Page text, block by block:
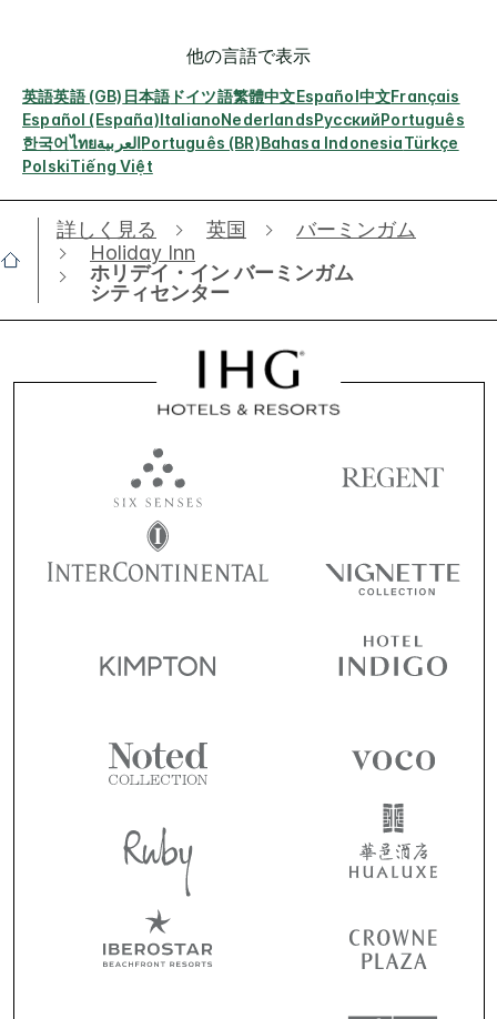
他の言語で表示
英語英語 (GB) 日本語 ドイツ語繁體中文Español中文Français
Español (España)ItalianoNederlandsРусскийPortuguês
한국어ไทยالعربيةPortuguês (BR)Bahasa IndonesiaTürkçe
PolskiTiếng Việt
詳しく見る 英国
バーミンガム
Holiday Inn
ホリデイ・イン バーミンガム
シティセンター